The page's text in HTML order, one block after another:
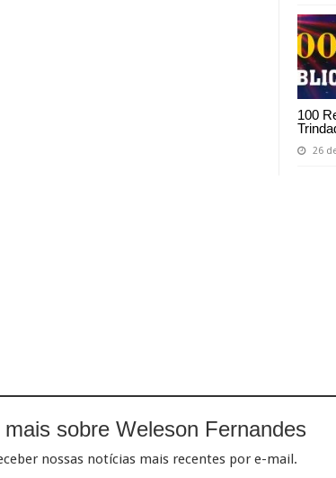
100
26
mais sobre Weleson Fernandes
nossas notícias mais recentes por e-mail.